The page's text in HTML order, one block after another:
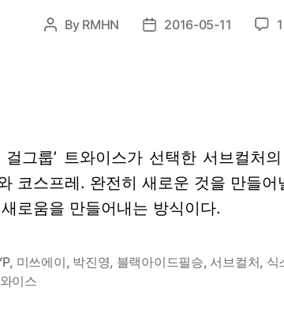
Post
By RMHN
Post2016-05-11
걸그룹’ 트와이스가 선택한 서브컬처
코스프레. 완전히 새로운 것을 만들어
로움을 만들어내는 방식이다.
, 미쓰에이, 박진영, 블랙아이드필승, 서브컬처, 식
이스